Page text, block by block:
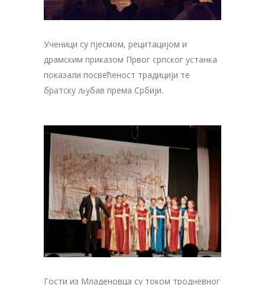
Ученици су пјесмом, рецитацијом и
драмским приказом Првог српског устанка
показали посвећеност традицији те
братску љубав према Србији.
Гости из Младеновца су током тродневног